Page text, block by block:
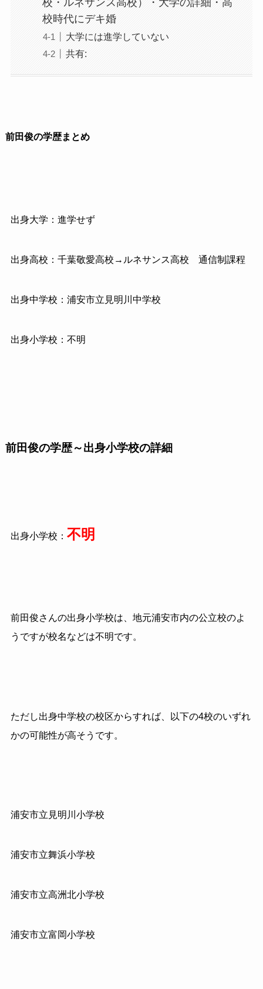
校時代にデキ婚
大学には進学していない
共有:
前田俊の学歴まとめ
出身大学：進学せず
出身高校：千葉敬愛高校→ルネサンス高校 通信制課程
出身中学校：浦安市立見明川中学校
出身小学校：不明
前田俊の学歴～出身小学校の詳細
出身小学校： 不明
前田俊さんの出身小学校は、地元浦安市内の公立校のよ
うですが校名などは不明です。
ただし出身中学校の校区からすれば、以下の4校のいずれ
かの可能性が高そうです。
浦安市立見明川小学校
浦安市立舞浜小学校
浦安市立高洲北小学校
浦安市立富岡小学校